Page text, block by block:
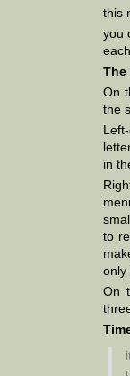
this
you
The
On
the
in
to
only
On